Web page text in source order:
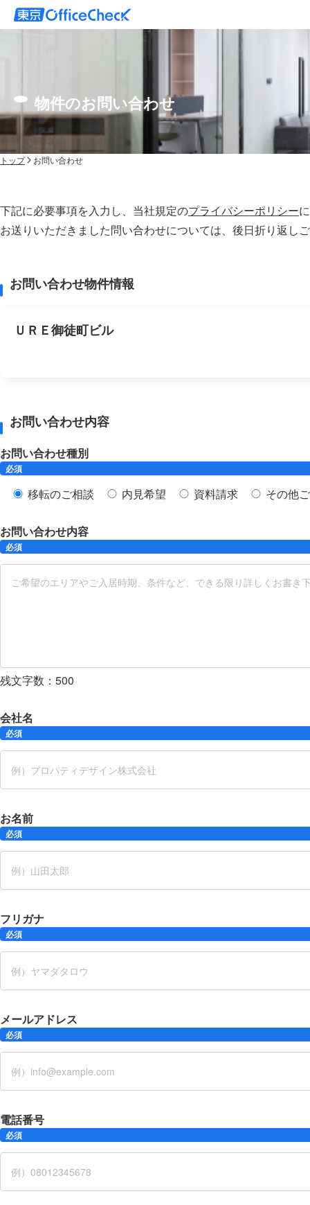
物件のお問い合わせ
トップ お問い合わせ
下記に必要事項を入力し、当社規定のプライバシーポリシー
お送りいただきました問い合わせについては、後⽇折り返し
お問い合わせ物件情報
ＵＲＥ御徒町ビル
お問い合わせ内容
お問い合わせ種別
必須
移転のご相談 内見希望 資料請求 その他
お問い合わせ内容
必須
残文字数： 500
会社名
必須
お名前
必須
フリガナ
必須
メールアドレス
必須
電話番号
必須